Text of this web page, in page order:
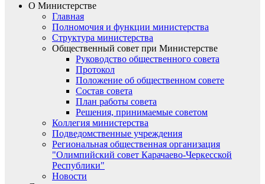
О Министерстве
Главная
Полномочия и функции министерства
Структура министерства
Общественный совет при Министерстве
Руководство общественного совета
Протокол
Положение об общественном совете
Состав совета
План работы совета
Решения, принимаемые советом
Коллегия министерства
Подведомственные учреждения
Региональная общественная организация
"Олимпийский совет Карачаево-Черкесской
Республики"
Новости